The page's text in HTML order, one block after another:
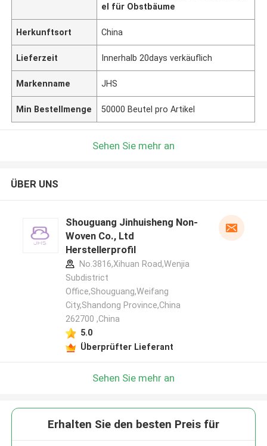
el für Obstbäume
Herkunftsort China
Lieferzeit Innerhalb 20days verkäuflich
Markenname JHS
Min Bestellmenge 50000 Beutel pro Artikel
Sehen Sie mehr an
ÜBER UNS
Shouguang Jinhuisheng Non-
Woven Co., Ltd
Herstellerprofil
No.3816,Xihuan Road,Wenjia
Subdistrict
Office,Shouguang,Weifang
City,Shandong Province,China
262700 ,China
5.0
Überprüfter Lieferant
Sehen Sie mehr an
Erhalten Sie den besten Preis für